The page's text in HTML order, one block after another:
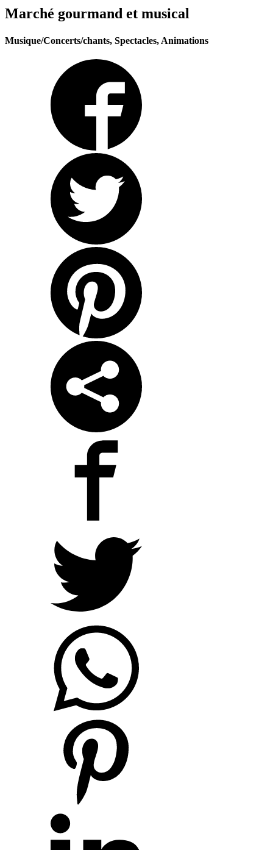
Marché gourmand et musical
Musique/Concerts/chants, Spectacles, Animations